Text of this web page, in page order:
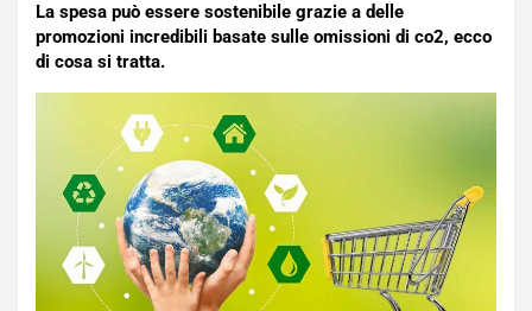
La spesa può essere sostenibile grazie a delle
promozioni incredibili basate sulle omissioni di co2, ecco
di cosa si tratta.